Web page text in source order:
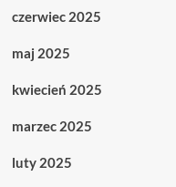
czerwiec 2025
maj 2025
kwiecień 2025
marzec 2025
luty 2025